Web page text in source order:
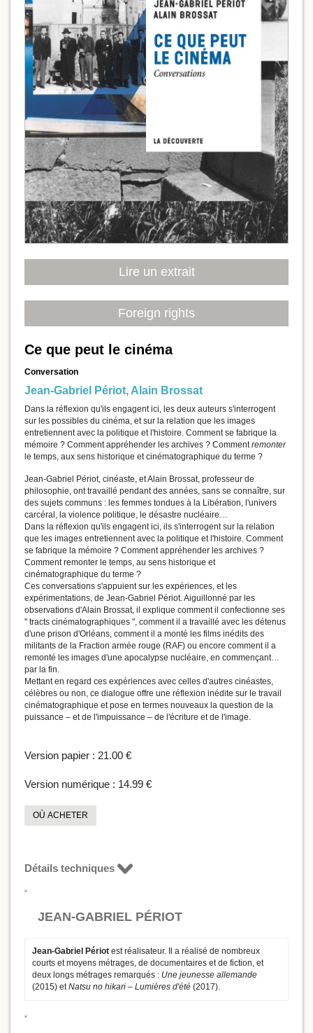
Lire un extrait
Foreign rights
Ce que peut le cinéma
Conversation
Jean-Gabriel Périot, Alain Brossat
Dans la réflexion qu'ils engagent ici, les deux auteurs s'interrogent
sur les possibles du cinéma, et sur la relation que les images
entretiennent avec la politique et l'histoire. Comment se fabrique la
mémoire ? Comment appréhender les archives ? Commentremonter
le temps, aux sens historique et cinématographique du terme ?
Jean-Gabriel Périot, cinéaste, et Alain Brossat, professeur de
philosophie, ont travaillé pendant des années, sans se connaître, sur
des sujets communs : les femmes tondues à la Libération, l'univers
carcéral, la violence politique, le désastre nucléaire…
Dans la réflexion qu'ils engagent ici, ils s'interrogent sur la relation
que les images entretiennent avec la politique et l'histoire. Comment
se fabrique la mémoire ? Comment appréhender les archives ?
Comment remonter le temps, au sens historique et
cinématographique du terme ?
Ces conversations s'appuient sur les expériences, et les
expérimentations, de Jean-Gabriel Périot. Aiguillonné par les
observations d'Alain Brossat, il explique comment il confectionne ses
" tracts cinématographiques ", comment il a travaillé avec les détenus
d'une prison d'Orléans, comment il a monté les films inédits des
militants de la Fraction armée rouge (RAF) ou encore comment il a
remonté les images d'une apocalypse nucléaire, en commençant…
par la fin.
Mettant en regard ces expériences avec celles d'autres cinéastes,
célèbres ou non, ce dialogue offre une réflexion inédite sur le travail
cinématographique et pose en termes nouveaux la question de la
puissance – et de l'impuissance – de l'écriture et de l'image.
Version papier : 21.00 €
Version numérique : 14.99 €
OÙ ACHETER
Détails techniques
JEAN-GABRIEL PÉRIOT
Jean-Gabriel Périot est réalisateur. Il a réalisé de nombreux
courts et moyens métrages, de documentaires et de fiction, et
deux longs métrages remarqués : Une jeunesse allemande
(2015) etNatsu no hikari – Lumières d'été (2017).